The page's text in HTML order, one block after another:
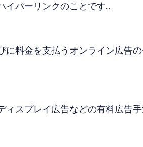
パーリンクのことです...
料金を支払うオンライン広告
スプレイ広告などの有料広告